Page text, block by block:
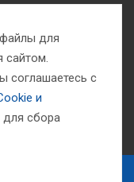
торговый центр
для
сайтом.
соглашаетесь с
и
для сбора